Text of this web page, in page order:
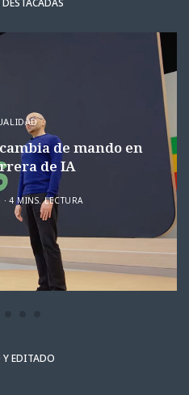
de mando en
de IA
4 MINS. LECTURA
Y EDITADO